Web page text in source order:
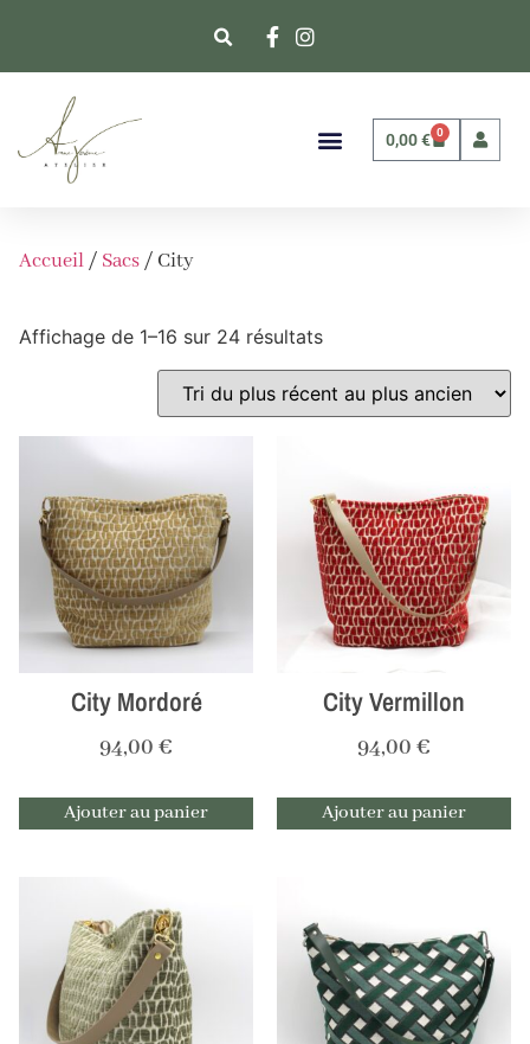
0,00€ 0
Accueil / Sacs / City
Affichage de 1–16 sur 24 résultats
City Mordoré
94,00 €
Ajouter au panier
City Vermillon
94,00 €
Ajouter au panier